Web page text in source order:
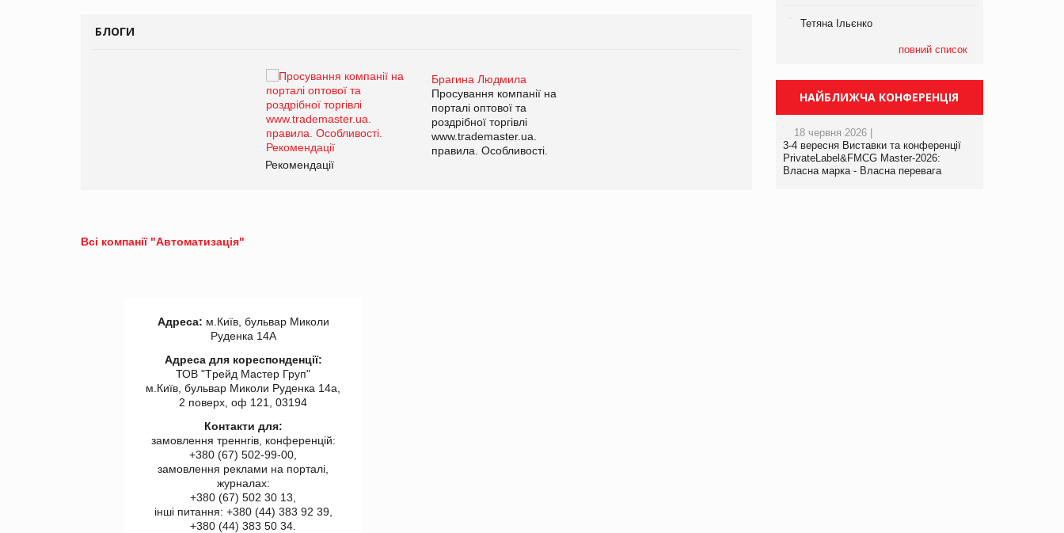
БЛОГИ
Брагина Людмила
Просування компанії на
порталі оптової та
роздрібної торгівлі
www.trademaster.ua.
правила. Особливості.
Рекомендації
Брагина Людмила
Просування компанії на
www.trademaster.ua.
правила. Особливості.
Всі компанії "Автоматизація"
Тетяна Ільєнко
повний список
НАЙБЛИЖЧА КОНФЕРЕНЦІЯ
18 червня 2026 |
3-4 вересня Виставки та конференції
PrivateLabel&FMCG Master-2026:
Власна марка - Власна перевага
Адреса: м.Київ, бульвар Миколи
Руденка 14А
Адреса для кореспонденції:
ТОВ "Tрейд Мастер Груп"
м.Київ, бульвар Миколи Руденка 14а,
2 поверх, оф 121, 03194
Контакти для:
замовлення треннгів, конференцій:
+380 (67) 502-99-00,
замовлення реклами на порталі,
журналах:
+380 (67) 502 30 13,
інші питання: +380 (44) 383 92 39,
+380 (44) 383 50 34.